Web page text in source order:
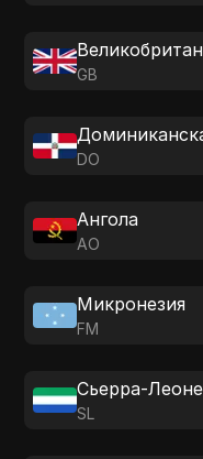
GB
DO
Ангола
AO
Микронезия
FM
Сьерра-Леоне
SL